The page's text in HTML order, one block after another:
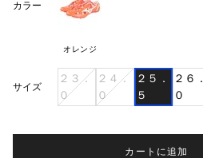
カラー
オレンジ
サイズ
２３．
０
２４．
０
２５．
５
２６．
０
カートに追加